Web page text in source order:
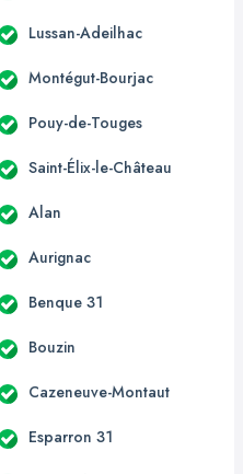
Lussan-Adeilhac
Montégut-Bourjac
Pouy-de-Touges
Saint-Élix-le-Château
Alan
Aurignac
Benque 31
Bouzin
Cazeneuve-Montaut
Esparron 31